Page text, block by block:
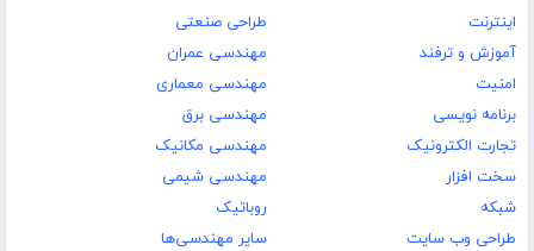
اینترنت
آموزش و ترفند
امنیت
برنامه نویسی
تجارت الکترونیک
سخت افزار
شبکه
طراحی وب سایت
طراحی صنعتی
مهندسی عمران
مهندسی معماری
مهندسی برق
مهندسی مکانیک
مهندسی شیمی
روباتیک
سایر مهندسی‌ها